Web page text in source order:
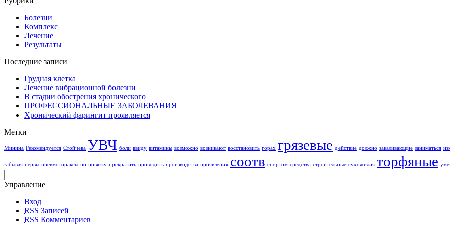
Болезни
Комплекс
Лечение
Результаты
Последние записи
Грудная клетка
Лечение вибрационной болезни
В стадии обострения хронического
ПРОФЕССИОНАЛЬНЫЕ ЗАБОЛЕВАНИЯ
Хронический фарингит проявляется
Метки
Минина Рекомендуется Стойчева УВЧ боли ввиду витамины возможно возникают восстановить горах грязевые действие должно закаливающие заниматься
забывая нервы пневмотораксы по повязку прекратить проводить производства проявления соотв спортом средства строительные сухожилия торфяные
Управление
Вход
RSS Записей
RSS Комментариев